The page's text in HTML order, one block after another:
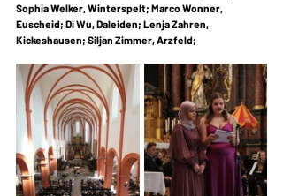
Sophia Welker, Winterspelt; Marco Wonner,
Euscheid; Di Wu, Daleiden; Lenja Zahren,
Kickeshausen; Siljan Zimmer, Arzfeld;